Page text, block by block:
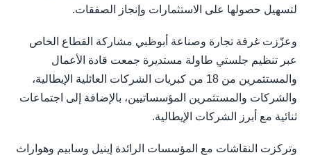
لتسهيل حصولها على الاستثمارات وإنجاز الصفقات.
وعزّزت غرفة تجارة وصناعة أبوظبي مشاركة القطاع الخاص
عبر تنظيم جلستي طاولة مستديرة جمعت قادة الأعمال
والمستثمرين من 18 من كبريات الشركات العائلية الإيطالية،
والشركات والمستثمرين المؤسساتيين، بالإضافة إلى اجتماعات
ثنائية مع أبرز الشركات الإيطالية.
وتركزت النقاشات مع المؤسسات الرائدة إينيل وسابيم وهواراث